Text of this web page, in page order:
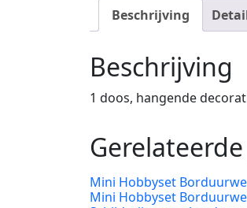
Beschrijving
Beschrijving
1 doos, hangende
Mini Hobbyset
Mini Hobbyset